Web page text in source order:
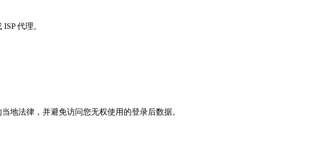
代理。
地法律，并避免访问您无权使用的登录后数据。